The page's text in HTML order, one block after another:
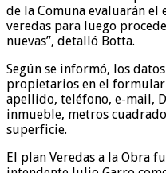
de la Comuna evaluarán el
veredas para luego
nuevas”, detalló Botta.
Según se informó, los
propietarios en el
apellido, teléfono, e-mail,
inmueble, metros
superficie.
El plan Veredas a la Obra